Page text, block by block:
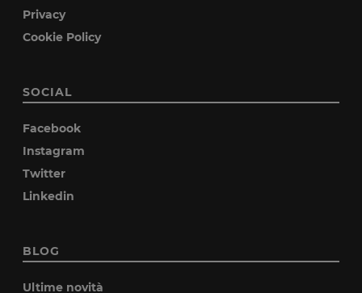
Privacy
Cookie Policy
SOCIAL
Facebook
Instagram
Twitter
Linkedin
BLOG
Ultime novità